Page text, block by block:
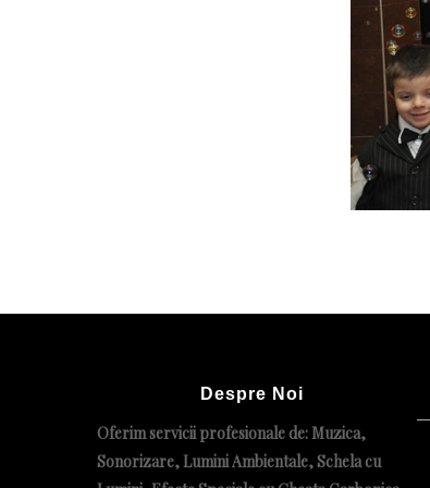
Despre Noi
Oferim servicii profesionale de: Muzica,
Sonorizare, Lumini Ambientale, Schela cu